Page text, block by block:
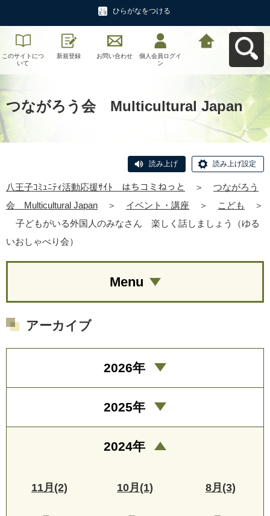
ひらがなをつける
このサイトにつ
いて
新規登録 お問い合わせ
個人会員ログイ
ン
つながろう会 Multicultural Japan
読み上げ 読み上げ設定
八王子ｺﾐｭﾆﾃｨ活動応援ｻｲﾄ はちコミねっと ＞
つながろう
会 Multicultural Japan
＞ イベント・講座 ＞ こども
＞
子どもがいる外国人のみなさん 楽しく話しましょう（ゆる
いおしゃべり会）
Menu
アーカイブ
2026年
2025年
2024年
11月(2) 10月(1) 8月(3)